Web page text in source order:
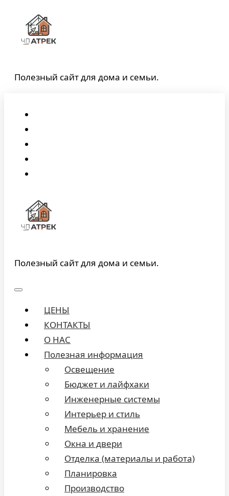
содержимому
Полезный сайт для дома и семьи.
Полезный сайт для дома и семьи.
ЦЕНЫ
КОНТАКТЫ
О НАС
Полезная информация
Освещение
Бюджет и лайфхаки
Инженерные системы
Интерьер и стиль
Мебель и хранение
Окна и двери
Отделка (материалы и работа)
Планировка
Производство